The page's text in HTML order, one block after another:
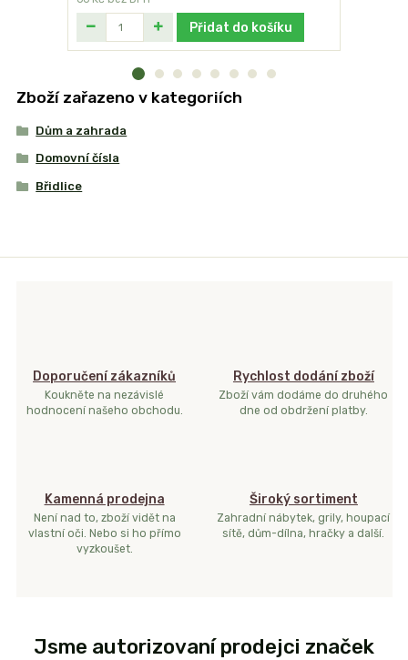
Přidat do košíku
Zboží zařazeno v kategoriích
Dům a zahrada
Domovní čísla
Břidlice
Doporučení zákazníků
Koukněte na nezávislé
hodnocení našeho obchodu.
Rychlost dodání zboží
Zboží vám dodáme do druhého
dne od obdržení platby.
Kamenná prodejna
Není nad to, zboží vidět na
vlastní oči. Nebo si ho přímo
vyzkoušet.
Široký sortiment
Zahradní nábytek, grily, houpací
sítě, dům-dílna, hračky a další.
Jsme autorizovaní prodejci značek